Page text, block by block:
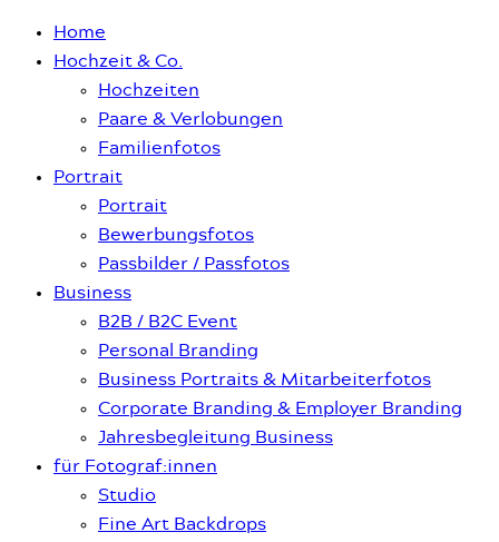
Home
Hochzeit & Co.
Hochzeiten
Paare & Verlobungen
Familienfotos
Portrait
Portrait
Bewerbungsfotos
Passbilder / Passfotos
Business
B2B / B2C Event
Personal Branding
Business Portraits & Mitarbeiterfotos
Corporate Branding & Employer Branding
Jahresbegleitung Business
für Fotograf:innen
Studio
Fine Art Backdrops